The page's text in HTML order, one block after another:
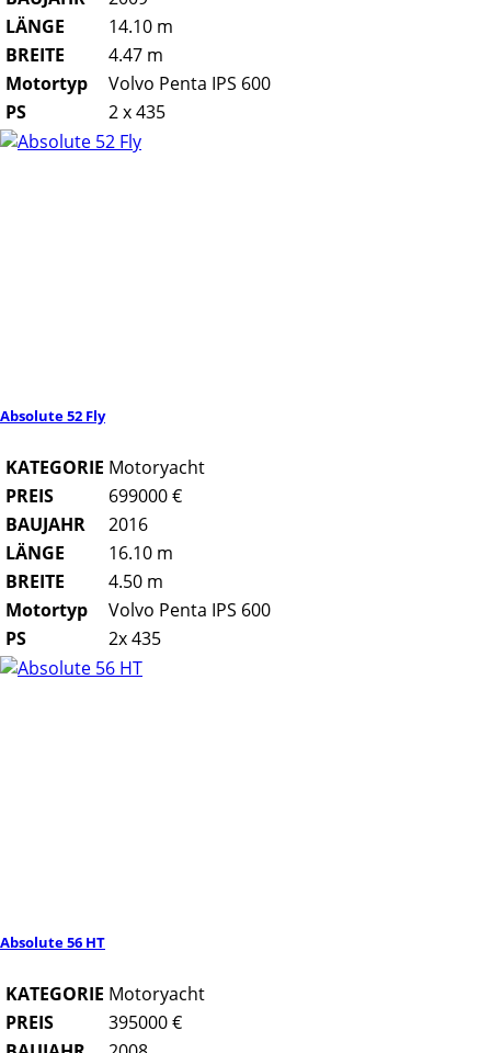
LÄNGE
14.10 m
BREITE
4.47 m
Motortyp
Volvo Penta IPS 600
PS
2 x 435
Absolute 52 Fly
KATEGORIE Motoryacht
PREIS
699000 €
BAUJAHR
2016
LÄNGE
16.10 m
BREITE
4.50 m
Motortyp
Volvo Penta IPS 600
PS
2x 435
Absolute 56 HT
KATEGORIE Motoryacht
PREIS
395000 €